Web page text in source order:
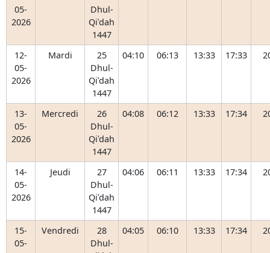
05-
2026
Dhul-
Qiʿdah
1447
12-
05-
2026
Mardi
25
Dhul-
Qiʿdah
1447
04:10 06:13 13:33 17:33
13-
05-
2026
Mercredi
26
Dhul-
Qiʿdah
1447
04:08 06:12 13:33 17:34
14-
05-
2026
Jeudi
27
Dhul-
Qiʿdah
1447
04:06 06:11 13:33 17:34
15-
05-
Vendredi
28
Dhul-
04:05 06:10 13:33 17:34